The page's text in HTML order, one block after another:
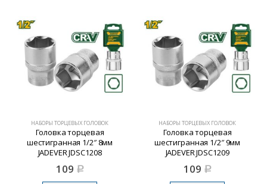
НАБОРЫ ТОРЦЕВЫХ ГОЛОВОК
Головка торцевая
шестигранная 1/2″ 8мм
JADEVER JDSC1208
109 Р
НАБОРЫ ТОРЦЕВЫХ ГОЛОВОК
Головка торцевая
шестигранная 1/2″ 9мм
JADEVER JDSC1209
109 Р